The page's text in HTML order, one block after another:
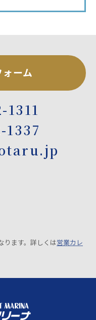
ーム
1311
1337
ります。詳しくは営業カレ